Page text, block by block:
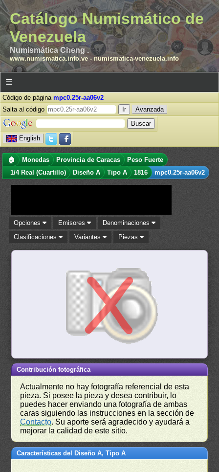
Catálogo Numismático de
Venezuela
Numismática Cheng .
www.numismatica.info.ve- numismatica-venezuela.info
☰
Código de página mpc0.25r-aa06v2
Salta al código
Avanzada
English
🏠 Monedas Provincia de Caracas
Peso Fuerte
1/4 Real (Cuartillo)
Diseño A Tipo A 1816 mpc0.25r-aa06v2
Opciones Emisores
Denominaciones
Clasificaciones
Variantes Piezas
Contribución fotográfica
Actualmente no hay fotografía referencial de esta
pieza. Si posee la pieza y desea contribuir, lo
puedes hacer enviando una fotografía de ambas
caras siguiendo las instrucciones en la sección de
Contacto. Su aporte será agradecido y ayudará a
mejorar la calidad de este sitio.
Características del Diseño A, Tipo A